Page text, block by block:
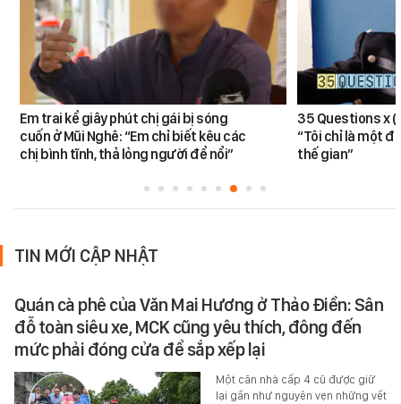
Em trai kể giây phút chị gái bị sóng
cuốn ở Mũi Nghê: “Em chỉ biết kêu các
chị bình tĩnh, thả lỏng người để nổi”
35 Questions x
“Tôi chỉ là một
thế gian”
TIN MỚI CẬP NHẬT
Quán cà phê của Văn Mai Hương ở Thảo Điền: Sân
đỗ toàn siêu xe, MCK cũng yêu thích, đông đến
mức phải đóng cửa để sắp xếp lại
Một căn nhà cấp 4 cũ được giữ
lại gần như nguyên vẹn những vết